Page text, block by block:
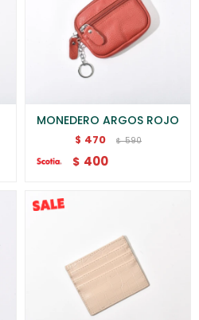
MONEDERO ARGOS ROJO
$ 470 $ 590
$ 400